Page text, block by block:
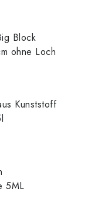
Block
ohne Loch
Kunststoff
5ML